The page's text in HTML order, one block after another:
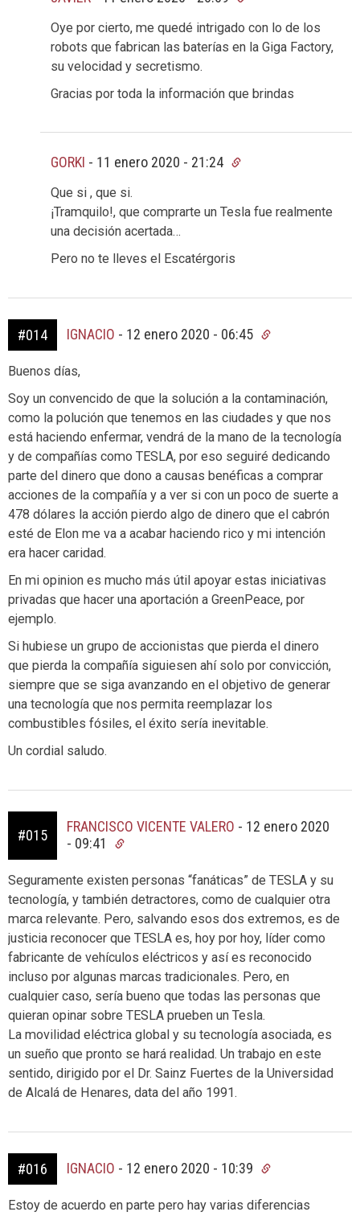
Oye por cierto, me quedé intrigado con lo de los
robots que fabrican las baterías en la Giga Factory,
su velocidad y secretismo.
Gracias por toda la información que brindas
GORKI - 11 enero 2020 - 21:24
Que si , que si.
¡Tramquilo!, que comprarte un Tesla fue realmente
una decisión acertada…
Pero no te lleves el Escatérgoris
#014 IGNACIO - 12 enero 2020 - 06:45
Buenos días,
Soy un convencido de que la solución a la contaminación,
como la polución que tenemos en las ciudades y que nos
está haciendo enfermar, vendrá de la mano de la tecnología
y de compañías como TESLA, por eso seguiré dedicando
parte del dinero que dono a causas benéficas a comprar
acciones de la compañía y a ver si con un poco de suerte a
478 dólares la acción pierdo algo de dinero que el cabrón
esté de Elon me va a acabar haciendo rico y mi intención
era hacer caridad.
En mi opinion es mucho más útil apoyar estas iniciativas
privadas que hacer una aportación a GreenPeace, por
ejemplo.
Si hubiese un grupo de accionistas que pierda el dinero
que pierda la compañía siguiesen ahí solo por convicción,
siempre que se siga avanzando en el objetivo de generar
una tecnología que nos permita reemplazar los
combustibles fósiles, el éxito sería inevitable.
Un cordial saludo.
#015
FRANCISCO VICENTE VALERO - 12 enero 2020
- 09:41
Seguramente existen personas “fanáticas” de TESLA y su
tecnología, y también detractores, como de cualquier otra
marca relevante. Pero, salvando esos dos extremos, es de
justicia reconocer que TESLA es, hoy por hoy, líder como
fabricante de vehículos eléctricos y así es reconocido
incluso por algunas marcas tradicionales. Pero, en
cualquier caso, sería bueno que todas las personas que
quieran opinar sobre TESLA prueben un Tesla.
La movilidad eléctrica global y su tecnología asociada, es
un sueño que pronto se hará realidad. Un trabajo en este
sentido, dirigido por el Dr. Sainz Fuertes de la Universidad
de Alcalá de Henares, data del año 1991.
#016 IGNACIO - 12 enero 2020 - 10:39
Estoy de acuerdo en parte pero hay varias diferencias